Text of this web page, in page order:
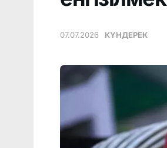
07.07.2026 КҮНДЕРЕК